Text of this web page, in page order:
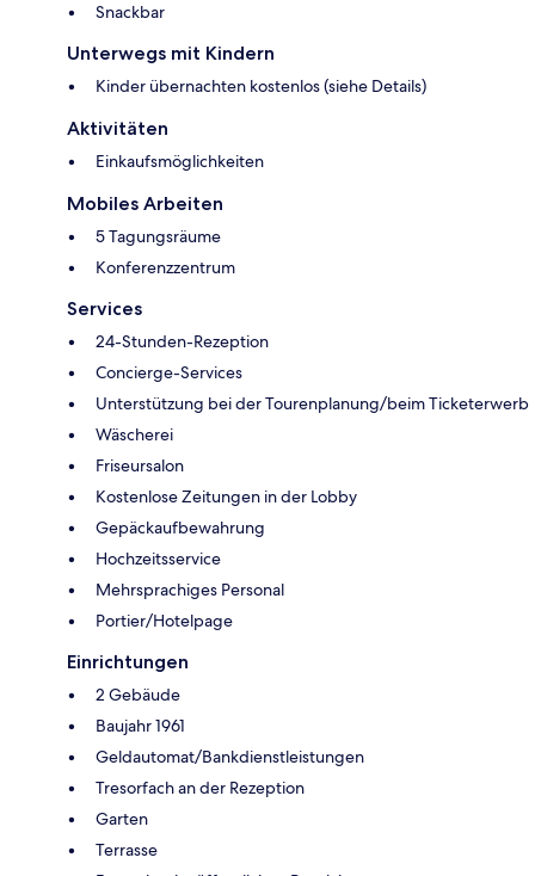
Snackbar
Unterwegs mit Kindern
Kinder übernachten kostenlos (siehe Details)
Aktivitäten
Einkaufsmöglichkeiten
Mobiles Arbeiten
5 Tagungsräume
Konferenzzentrum
Services
24-Stunden-Rezeption
Concierge-Services
Unterstützung bei der Tourenplanung/beim Ticketerwerb
Wäscherei
Friseursalon
Kostenlose Zeitungen in der Lobby
Gepäckaufbewahrung
Hochzeitsservice
Mehrsprachiges Personal
Portier/Hotelpage
Einrichtungen
2 Gebäude
Baujahr 1961
Geldautomat/Bankdienstleistungen
Tresorfach an der Rezeption
Garten
Terrasse